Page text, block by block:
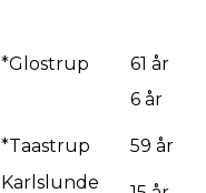
*Glostrup
61 år
6 år
*Taastrup 59 år
Karlslunde